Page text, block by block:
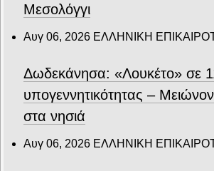
Μεσολόγγι
Αυγ 06, 2026 ΕΛΛΗΝΙΚΗ
Δωδεκάνησα: «Λουκέτο» σε
υπογεννητικότητας –
στα νησιά
Αυγ 06, 2026 ΕΛΛΗΝΙΚΗ